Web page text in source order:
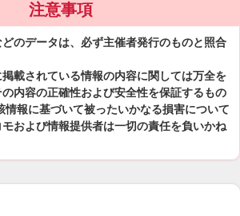
注意事項
のデータは、必ず主催者発行のものと照合
載されている情報の内容に関しては万全を
内容の正確性および安全性を保証するもの
情報に基づいて被ったいかなる損害について
および情報提供者は一切の責任を負いかね